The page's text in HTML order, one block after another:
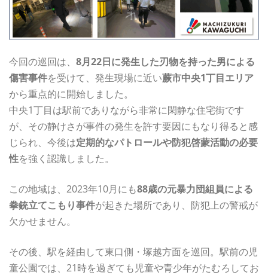
今回の巡回は、 8月22日に発生した刃物を持った男による
傷害事件を受けて、発生現場に近い蕨市中央1丁目エリア
から重点的に開始しました。
中央1丁目は駅前でありながら非常に閑静な住宅街です
が、その静けさが事件の発生を許す要因にもなり得ると感
じられ、今後は定期的なパトロールや防犯啓蒙活動の必要
性を強く認識しました。
この地域は、2023年10月にも88歳の元暴力団組員による
拳銃立てこもり事件が起きた場所であり、防犯上の警戒が
欠かせません。
その後、駅を経由して東口側・塚越方面を巡回。駅前の児
童公園では、21時を過ぎても児童や青少年がたむろしてお